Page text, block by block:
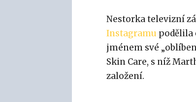
Nestorka televizní
Instagramu podělila
jménem své
Skin Care, s níž
založení.